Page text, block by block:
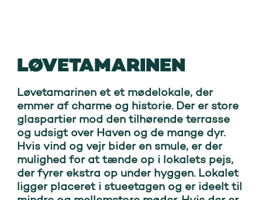
LØVETAMARINEN
Løvetamarinen et et mødelokale, der
emmer af charme og historie. Der er store
glaspartier mod den tilhørende terrasse
og udsigt over Haven og de mange dyr.
Hvis vind og vejr bider en smule, er der
mulighed for at tænde op i lokalets pejs,
der fyrer ekstra op under hyggen. Lokalet
ligger placeret i stueetagen og er ideelt til